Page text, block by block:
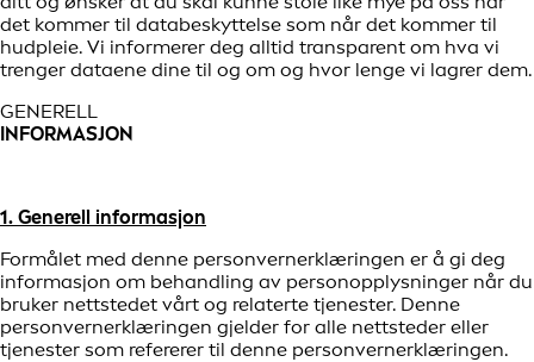
det kommer til databeskyttelse som når det kommer til
hudpleie. Vi informerer deg alltid transparent om hva vi
trenger dataene dine til og om og hvor lenge vi lagrer dem.
GENERELL
INFORMASJON
1. Generell informasjon
Formålet med denne personvernerklæringen er å gi deg
informasjon om behandling av personopplysninger når du
bruker nettstedet vårt og relaterte tjenester. Denne
personvernerklæringen gjelder for alle nettsteder eller
tjenester som refererer til denne personvernerklæringen.